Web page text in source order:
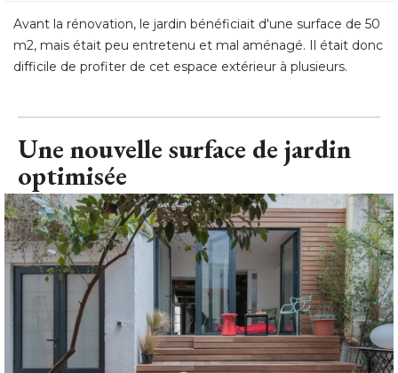
Avant la rénovation, le jardin bénéficiait d'une surface de 50
m2, mais était peu entretenu et mal aménagé. Il était donc
difficile de profiter de cet espace extérieur à plusieurs.
Une nouvelle surface de jardin
optimisée